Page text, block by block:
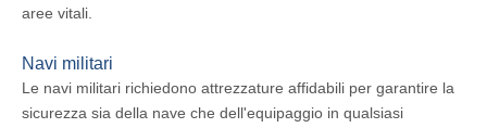
aree vitali.
Navi militari
Le navi militari richiedono attrezzature affidabili per garantire la
sicurezza sia della nave che dell'equipaggio in qualsiasi